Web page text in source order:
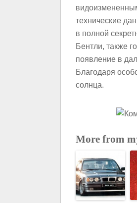
технические
в полной
Бентли, также
появление в
Благодаря
солнца.
More from